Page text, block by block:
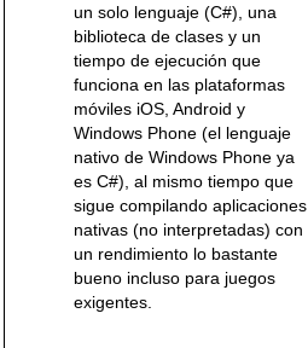
un solo lenguaje (C#), una
biblioteca de clases y un
tiempo de ejecución que
funciona en las plataformas
móviles iOS, Android y
Windows Phone (el lenguaje
nativo de Windows Phone ya
es C#), al mismo tiempo que
sigue compilando aplicaciones
nativas (no interpretadas) con
un rendimiento lo bastante
bueno incluso para juegos
exigentes.